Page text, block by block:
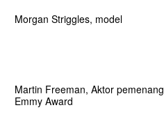
Morgan Striggles, model
Martin Freeman, Aktor pemenang
Emmy Award